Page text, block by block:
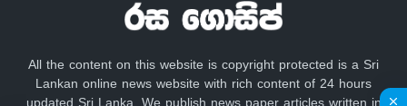
All the content on this website is copyright protected is a Sri
Lankan online news website with rich content of 24 hours
updated Sri Lanka. We publish news paper articles written in